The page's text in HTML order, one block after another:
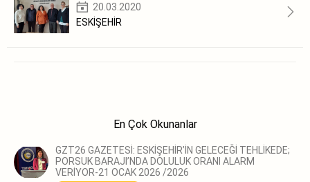
20.03.2020
ESKİŞEHİR
En Çok Okunanlar
GZT26 GAZETESİ: ESKİŞEHİR’İN GELECEĞİ TEHLİKEDE;
PORSUK BARAJI’NDA DOLULUK ORANI ALARM
VERİYOR-21 OCAK 2026 /2026